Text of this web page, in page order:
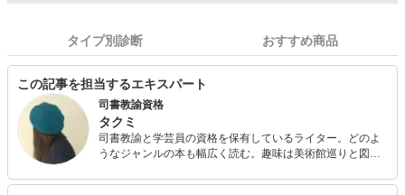
タイプ別診断 おすすめ商品
この記事を担当するエキスパート
司書教諭資格
タクミ
司書教諭と学芸員の資格を保有しているライター。どのよ
うなジャンルの本も幅広く読む。趣味は美術館巡りと図書
のが好き。いつか海外の美術館に行ってみたい。